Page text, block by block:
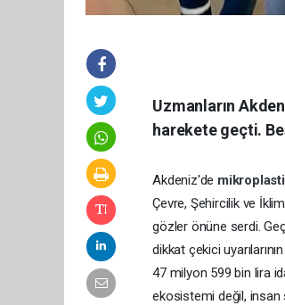
Uzmanların
harekete geçti.
Akdeniz'de
Çevre, Şehircilik ve
gözler önüne serdi.
dikkat çekici
47 milyon 599 bin lira
ekosistemi değil, insan